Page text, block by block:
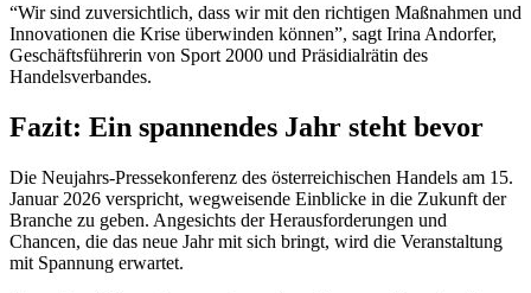
“Wir sind zuversichtlich, dass wir mit den richtigen Maßnahmen und
Innovationen die Krise überwinden können”, sagt Irina Andorfer,
Geschäftsführerin von Sport 2000 und Präsidialrätin des
Handelsverbandes.
Fazit: Ein spannendes Jahr steht bevor
Die Neujahrs-Pressekonferenz des österreichischen Handels am 15.
Januar 2026 verspricht, wegweisende Einblicke in die Zukunft der
Branche zu geben. Angesichts der Herausforderungen und
Chancen, die das neue Jahr mit sich bringt, wird die Veranstaltung
mit Spannung erwartet.